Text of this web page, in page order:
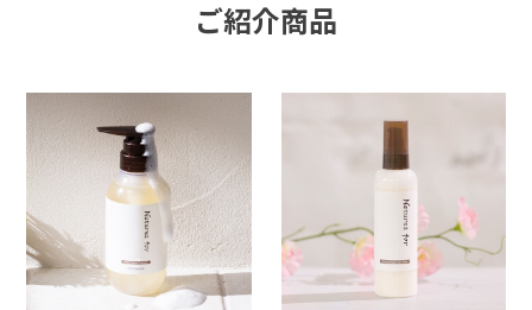
ご紹介商品